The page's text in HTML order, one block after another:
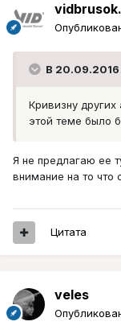
В 20.09.2016
Кривизну
этой теме было
Я не предлагаю ее
внимание на то что
Цитата
veles